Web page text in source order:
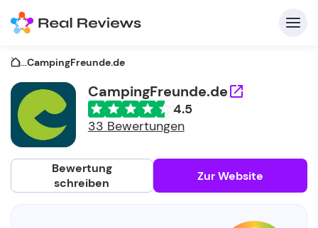
...CampingFreunde.de
CampingFreunde.de
4.5
33 Bewertungen
Bewertung
schreiben
Zur Website